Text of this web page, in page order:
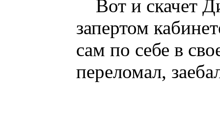
Вот и скачет
запертом
сам по себе в
переломал,